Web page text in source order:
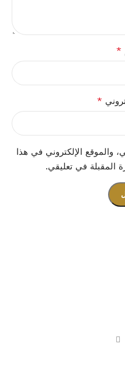
*
*
والموقع الإلكتروني في هذا
المقبلة في تعليقي.